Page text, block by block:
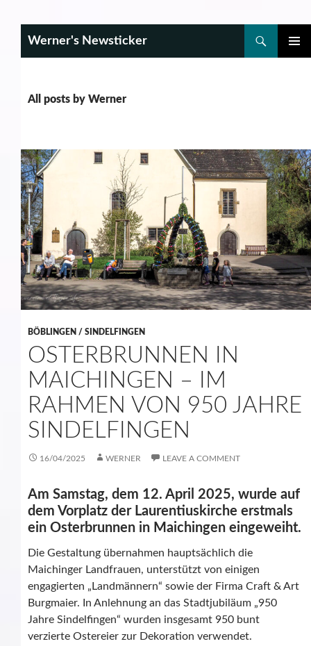
Werner's Newsticker
All posts by Werner
BÖBLINGEN / SINDELFINGEN
OSTERBRUNNEN IN
MAICHINGEN – IM
RAHMEN VON 950 JAHRE
SINDELFINGEN
16/04/2025 WERNER LEAVE A COMMENT
Am Samstag, dem 12. April 2025, wurde auf
dem Vorplatz der Laurentiuskirche erstmals
ein Osterbrunnen in Maichingen eingeweiht.
Die Gestaltung übernahmen hauptsächlich die
Maichinger Landfrauen, unterstützt von einigen
engagierten „Landmännern“ sowie der Firma Craft & Art
Burgmaier. In Anlehnung an das Stadtjubiläum „950
Jahre Sindelfingen“ wurden insgesamt 950 bunt
verzierte Ostereier zur Dekoration verwendet.